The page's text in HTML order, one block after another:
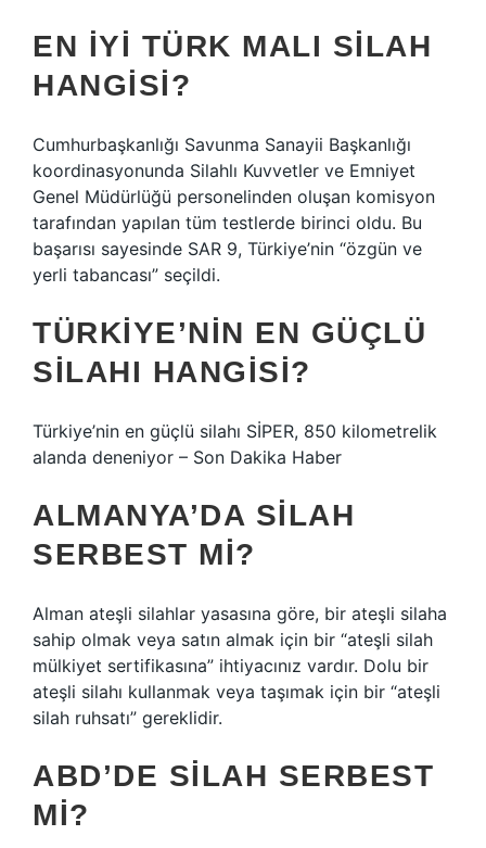
EN IYI TÜRK MALI SILAH
HANGISI?
Cumhurbaşkanlığı Savunma Sanayii Başkanlığı
koordinasyonunda Silahlı Kuvvetler ve Emniyet
Genel Müdürlüğü personelinden oluşan komisyon
tarafından yapılan tüm testlerde birinci oldu. Bu
başarısı sayesinde SAR 9, Türkiye’nin “özgün ve
yerli tabancası” seçildi.
TÜRKIYE’NIN EN GÜÇLÜ
SILAHI HANGISI?
Türkiye’nin en güçlü silahı SİPER, 850 kilometrelik
alanda deneniyor – Son Dakika Haber
ALMANYA’DA SILAH
SERBEST MI?
Alman ateşli silahlar yasasına göre, bir ateşli silaha
sahip olmak veya satın almak için bir “ateşli silah
mülkiyet sertifikasına” ihtiyacınız vardır. Dolu bir
ateşli silahı kullanmak veya taşımak için bir “ateşli
silah ruhsatı” gereklidir.
ABD’DE SILAH SERBEST
MI?